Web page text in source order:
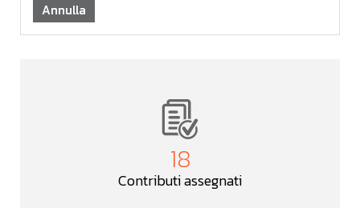
Annulla
18
Contributi assegnati